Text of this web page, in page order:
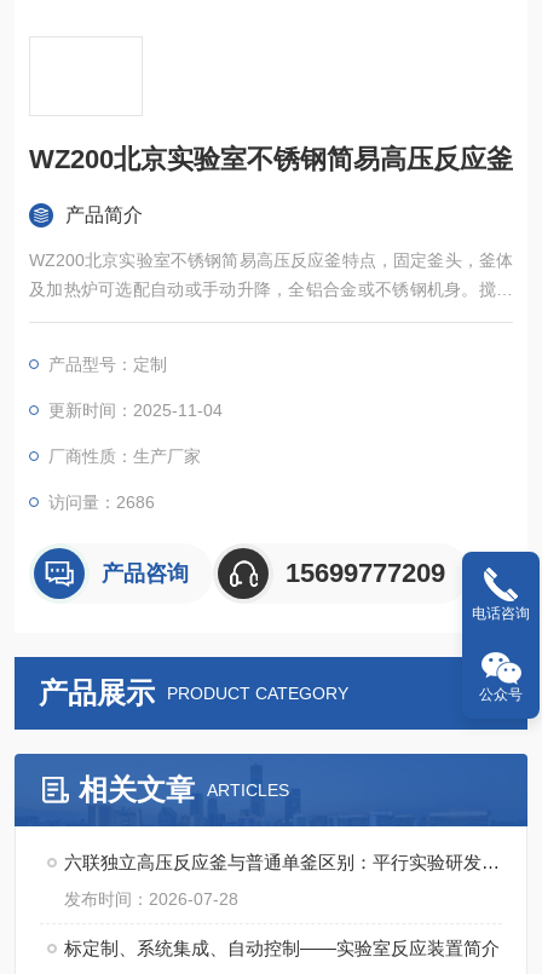
WZ200北京实验室不锈钢简易高压反应釜
产品简介
WZ200北京实验室不锈钢简易高压反应釜特点，固定釜头，釜体
及加热炉可选配自动或手动升降，全铝合金或不锈钢机身。搅拌
扭矩大。控制器可以实现对反应釜的加热、冷却、搅拌、程序编
产品型号：定制
更新时间：2025-11-04
厂商性质：生产厂家
访问量：2686
产品咨询 15699777209
产品展示 PRODUCT CATEGORY
相关文章 ARTICLES
六联独立高压反应釜与普通单釜区别：平行实验研发成本与周期对比
发布时间：2026-07-28
标定制、系统集成、自动控制——实验室反应装置简介
电话咨询
公众号